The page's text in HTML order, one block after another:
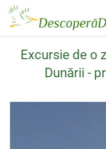
Excursie de o
Dunării -